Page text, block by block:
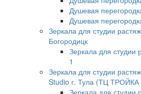
Душевая
Душевая
Зеркала для студии
Богородицк
Зеркала для студии
1
Зеркала для студии
Studio г. Тула (ТЦ ТРОЙКА